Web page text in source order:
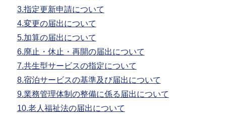
3.指定更新申請について
4.変更の届出について
5.加算の届出について
6.廃止・休止・再開の届出について
7.共生型サービスの指定について
8.宿泊サービスの基準及び届出について
9.業務管理体制の整備に係る届出について
10.老人福祉法の届出について